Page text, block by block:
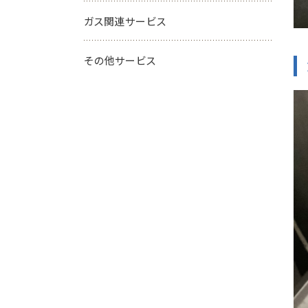
ガス関連サービス
その他サービス